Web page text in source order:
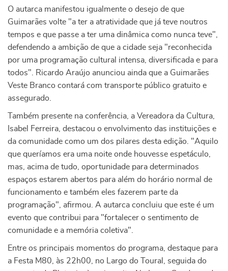
O autarca manifestou igualmente o desejo de que
Guimarães volte "a ter a atratividade que já teve noutros
tempos e que passe a ter uma dinâmica como nunca teve",
defendendo a ambição de que a cidade seja "reconhecida
por uma programação cultural intensa, diversificada e para
todos". Ricardo Araújo anunciou ainda que a Guimarães
Veste Branco contará com transporte público gratuito e
assegurado.
Também presente na conferência, a Vereadora da Cultura,
Isabel Ferreira, destacou o envolvimento das instituições e
da comunidade como um dos pilares desta edição. "Aquilo
que queríamos era uma noite onde houvesse espetáculo,
mas, acima de tudo, oportunidade para determinados
espaços estarem abertos para além do horário normal de
funcionamento e também eles fazerem parte da
programação", afirmou. A autarca concluiu que este é um
evento que contribui para "fortalecer o sentimento de
comunidade e a memória coletiva".
Entre os principais momentos do programa, destaque para
a Festa M80, às 22h00, no Largo do Toural, seguida do